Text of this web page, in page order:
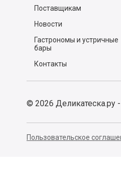
Поставщикам
Новости
Гастрономы и устричные
бары
Контакты
© 2026 Деликатеска.ру
Пользовательское